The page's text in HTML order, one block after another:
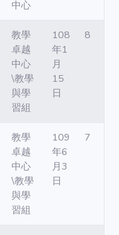
中心
教學
卓越
中心
\教學
與學
習組
108
年1
月
15
日
8
教學
卓越
中心
\教學
與學
習組
109
年6
月3
日
7